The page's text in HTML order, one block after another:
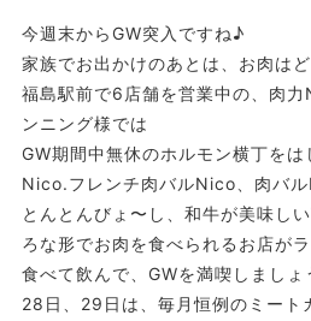
今週末からGW突入ですね♪
家族でお出かけのあとは、お肉は
福島駅前で6店舗を営業中の、肉力
ンニング様では
GW期間中無休のホルモン横丁を
Nico.フレンチ肉バルNico、肉バ
とんとんびょ〜し、和牛が美味し
ろな形でお肉を食べられるお店が
食べて飲んで、GWを満喫しましょ
28日、29日は、毎月恒例のミート